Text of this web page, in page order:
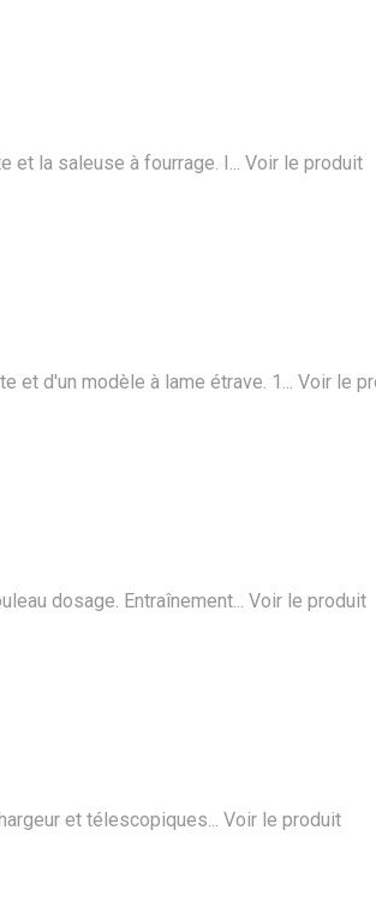
la saleuse à fourrage. I... Voir le produit
d'un modèle à lame étrave. 1... Voir le
dosage. Entraînement... Voir le produit
et télescopiques... Voir le produit